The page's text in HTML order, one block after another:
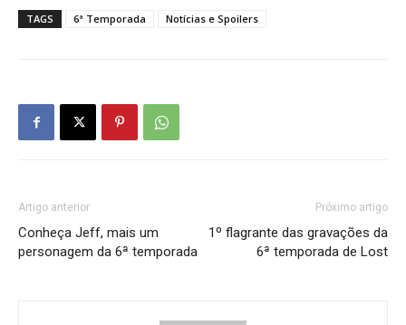
TAGS 6ª Temporada Notícias e Spoilers
Artigo anterior
Conheça Jeff, mais um
personagem da 6ª temporada
Próximo artigo
1º flagrante das gravações da
6ª temporada de Lost